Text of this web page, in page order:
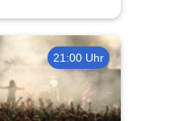
21:00 Uhr